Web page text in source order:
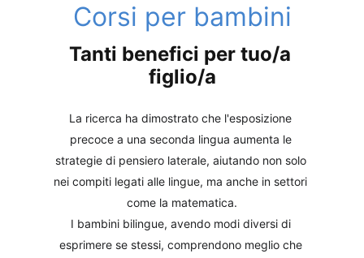
Corsi per bambini
Tanti benefici per tuo/a
figlio/a
La ricerca ha dimostrato che l'esposizione
precoce a una seconda lingua aumenta le
strategie di pensiero laterale, aiutando non solo
nei compiti legati alle lingue, ma anche in settori
come la matematica.
I bambini bilingue, avendo modi diversi di
esprimere se stessi, comprendono meglio che